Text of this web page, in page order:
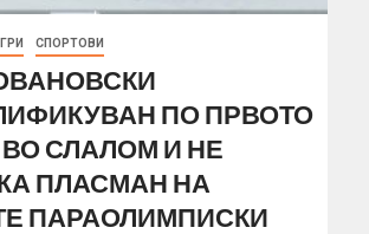
СПОРТОВИ
ПО ПРВОТО
СЛАЛОМ И НЕ
ПЛАСМАН НА
ПАРАОЛИМПИСКИ